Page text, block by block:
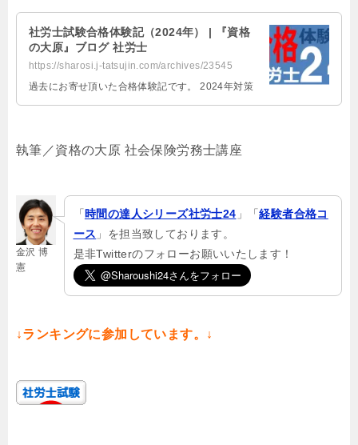
社労士試験合格体験記（2024年） | 『資格
の大原』ブログ 社労士
https://sharosi.j-tatsujin.com/archives/23545
過去にお寄せ頂いた合格体験記です。 2024年対策
執筆／資格の大原 社会保険労務士講座
金沢 博
憲
「 時間の達人シリーズ社労士24 」「経験者合格コ
ース 」を担当致しております。
是非Twitterのフォローお願いいたします！
↓ランキングに参加しています。↓